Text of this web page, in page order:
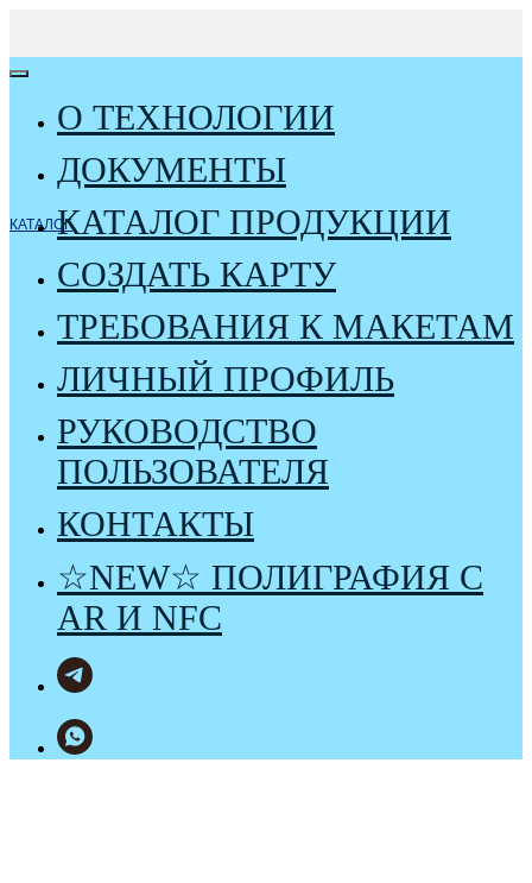
КАТАЛОГ
О ТЕХНОЛОГИИ
ДОКУМЕНТЫ
КАТАЛОГ ПРОДУКЦИИ
СОЗДАТЬ КАРТУ
ТРЕБОВАНИЯ К МАКЕТАМ
ЛИЧНЫЙ ПРОФИЛЬ
РУКОВОДСТВО
ПОЛЬЗОВАТЕЛЯ
КОНТАКТЫ
☆NEW☆ ПОЛИГРАФИЯ С
AR И NFC